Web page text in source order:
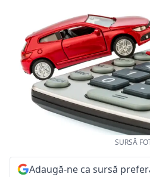
SURSĂ
Adaugă-ne ca sursă